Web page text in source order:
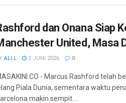
dan Onana Siap
United, Masa
ALI L 2 JUNI 2026 0
- Marcus Rashford telah
Piala Dunia, sementara waktu
makin sempit....